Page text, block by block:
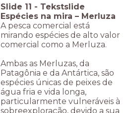
Slide 11 - Tekstslide
Espécies na mira – Merluza
A pesca comercial está
mirando espécies de alto valor
comercial como a Merluza.
Ambas as Merluzas, da
Patagônia e da Antártica, são
espécies únicas de peixes de
água fria e vida longa,
particularmente vulneráveis à
sobreexploração, devido a sua